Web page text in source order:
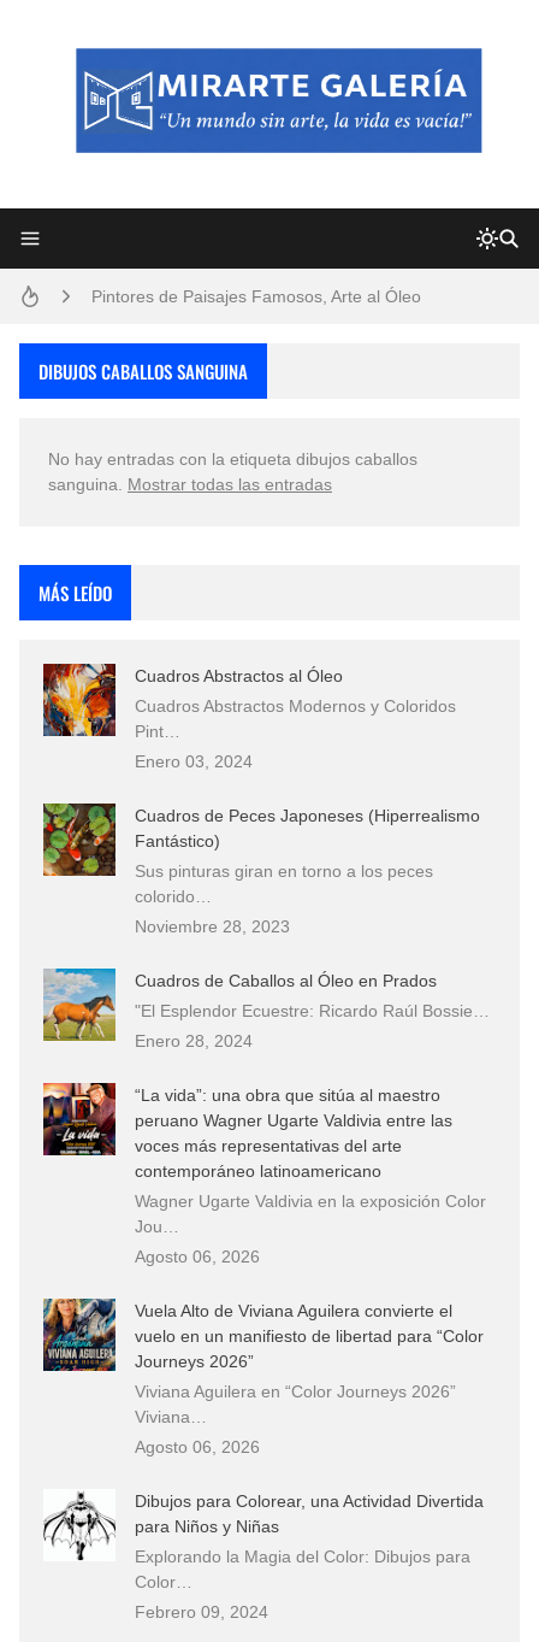
Pintores de Paisajes Famosos, Arte al Óleo
Que significan los cuadros de negras africanas?
El mundo del arte en pintura surrealista
DIBUJOS CABALLOS SANGUINA
No hay entradas con la etiqueta dibujos caballos
sanguina
Mostrar todas las entradas
MÁS LEÍDO
Cuadros Abstractos al Óleo
Cuadros Abstractos Modernos y Coloridos
Pint…
Enero 03, 2024
Cuadros de Peces Japoneses (Hiperrealismo
Fantástico)
Sus pinturas giran en torno a los peces
colorido…
Noviembre 28, 2023
Cuadros de Caballos al Óleo en Prados
"El Esplendor Ecuestre: Ricardo Raúl Bossie…
Enero 28, 2024
“La vida”: una obra que sitúa al maestro
peruano Wagner Ugarte Valdivia entre las
voces más representativas del arte
contemporáneo latinoamericano
Wagner Ugarte Valdivia en la exposición Color
Jou…
Agosto 06, 2026
Vuela Alto de Viviana Aguilera convierte el
vuelo en un manifiesto de libertad para “Color
Journeys 2026”
Viviana Aguilera en “Color Journeys 2026”
Viviana…
Agosto 06, 2026
Dibujos para Colorear, una Actividad Divertida
para Niños y Niñas
Explorando la Magia del Color: Dibujos para
Color…
Febrero 09, 2024